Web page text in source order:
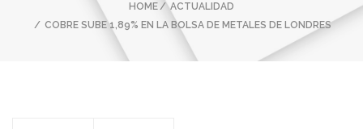
HOME
ACTUALIDAD
COBRE SUBE 1,89% EN LA BOLSA DE METALES DE LONDRES